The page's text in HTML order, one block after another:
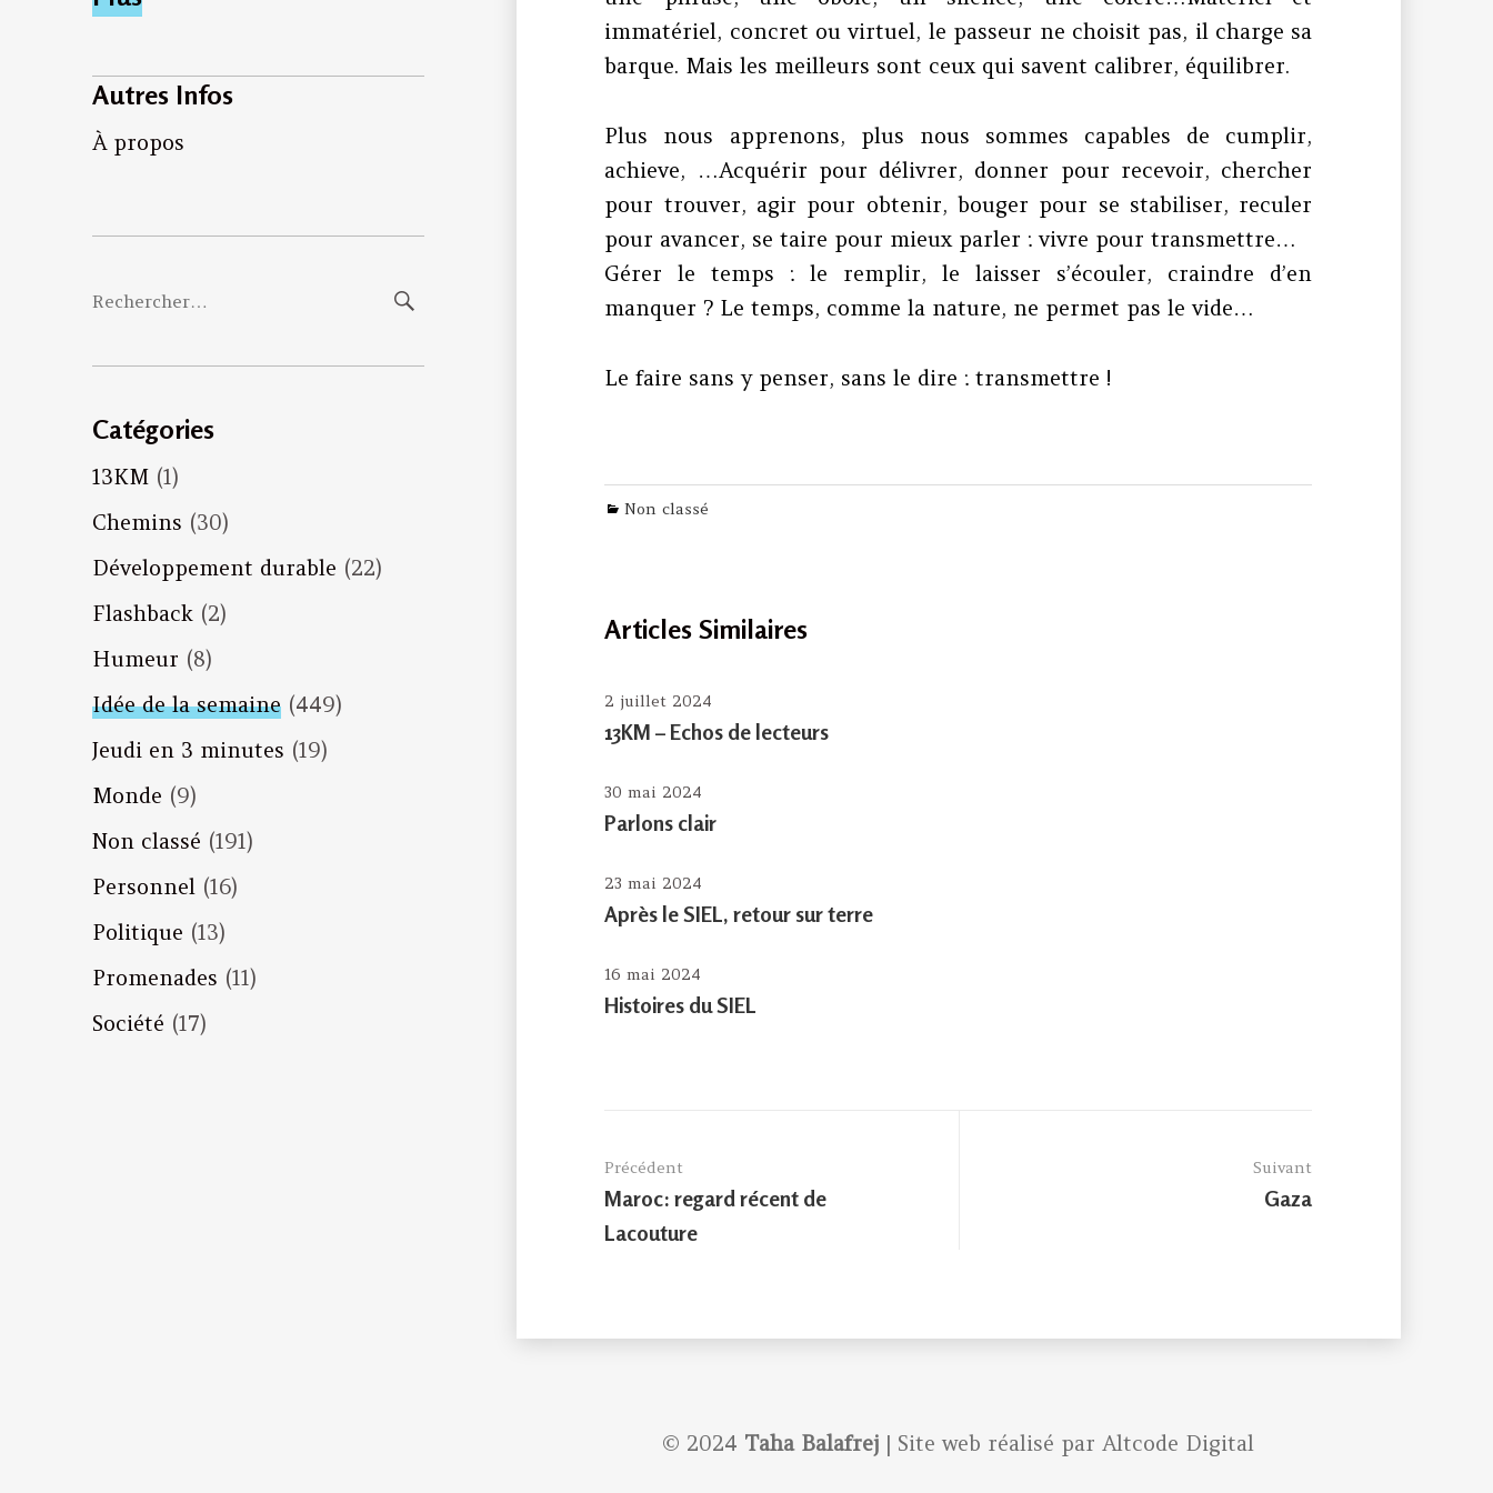
Autres Infos
À propos
Rechercher :
Catégories
13KM(1)
Chemins (30)
Développement durable (22)
Flashback (2)
Humeur (8)
Idée de la semaine(449)
Jeudi en 3 minutes (19)
Monde (9)
Non classé (191)
Personnel (16)
Politique (13)
Promenades (11)
Société (17)
immatériel, concret ou virtuel, le passeur ne choisit pas, il charge sa
barque. Mais les meilleurs sont ceux qui savent calibrer, équilibrer.
Plus nous apprenons, plus nous sommes capables de cumplir,
achieve, …Acquérir pour délivrer, donner pour recevoir, chercher
pour trouver, agir pour obtenir, bouger pour se stabiliser, reculer
pour avancer, se taire pour mieux parler : vivre pour transmettre…
Gérer le temps : le remplir, le laisser s’écouler, craindre d’en
manquer ? Le temps, comme la nature, ne permet pas le vide…
Le faire sans y penser, sans le dire : transmettre !
Categories
Non classé
Articles Similaires
2 juillet 2024
13KM – Echos de lecteurs
30 mai 2024
Parlons clair
23 mai 2024
Après le SIEL, retour sur terre
16 mai 2024
Histoires du SIEL
de
l’article
Précédent
Previous
post:
Maroc: regard récent de
Lacouture
Suivant
Gaza
© 2024 Taha Balafrej | Site web réalisé parAltcode Digital